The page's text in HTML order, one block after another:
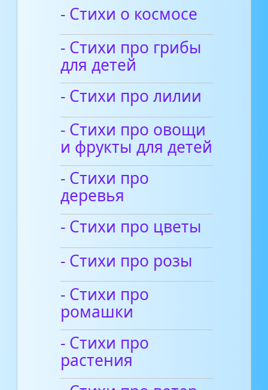
- Стихи о космосе
- Стихи про грибы
для детей
- Стихи про лилии
- Стихи про овощи
и фрукты для детей
- Стихи про
деревья
- Стихи про цветы
- Стихи про розы
- Стихи про
ромашки
- Стихи про
растения